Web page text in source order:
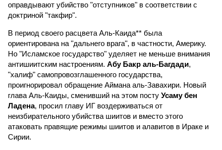
оправдывают убийство "отступников" в соответствии с
доктриной "такфир".
В период своего расцвета Аль-Каида** была
ориентирована на "дальнего врага", в частности, Америку.
Но "Исламское государство" уделяет не меньше внимания
антишиитским настроениям. Абу Бакр аль-Багдади,
"халиф" самопровозглашенного государства,
проигнорировал обращение Аймана аль-Завахири. Новый
глава Аль-Каиды, сменивший на этом посту Усаму бен
Ладена, просил главу ИГ воздерживаться от
неизбирательного убийства шиитов и вместо этого
атаковать правящие режимы шиитов и алавитов в Ираке и
Сирии.